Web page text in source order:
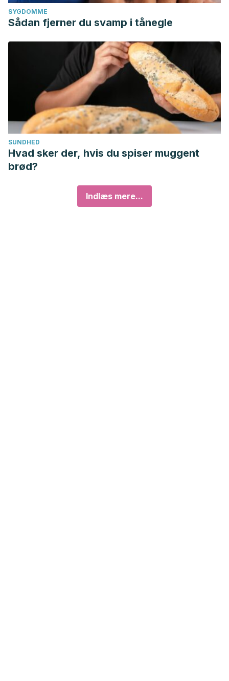
SYGDOMME
Sådan fjerner du svamp i tånegle
SUNDHED
Hvad sker der, hvis du spiser muggent
brød?
Indlæs mere...